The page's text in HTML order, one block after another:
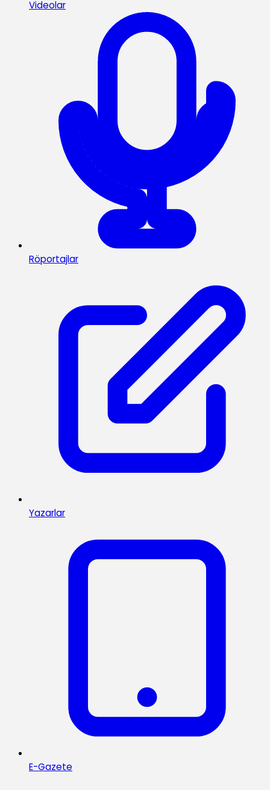
Videolar
Röportajlar
Yazarlar
E-Gazete